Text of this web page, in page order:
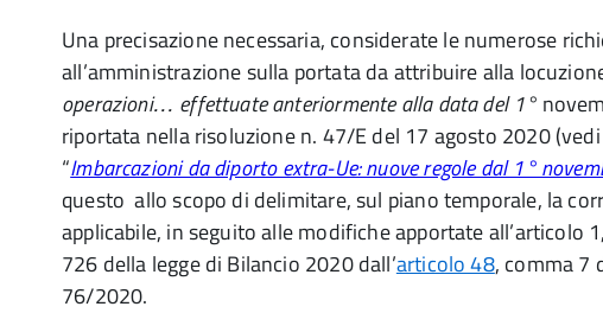
Una precisazione necessaria, considerate le numerose
all’amministrazione sulla portata da attribuire alla
operazioni… effettuate anteriormente alla data del 1°
riportata nella risoluzione n. 47/E del 17 agosto 2020
“Imbarcazioni da diporto extra-Ue: nuove regole dal 1°
questo allo scopo di delimitare, sul piano temporale, la
applicabile, in seguito alle modifiche apportate all’articolo
726 della legge di Bilancio 2020 dall’articolo 48, comma 7
76/2020.